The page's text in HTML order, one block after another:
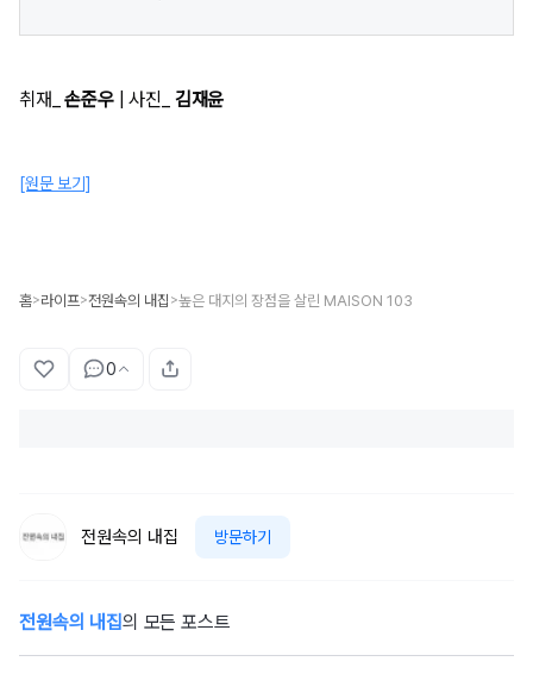
취재_손준우| 사진_ 김재윤
[원문 보기]
홈>라이프>전원속의 내집 >높은 대지의 장점을 살린 MAISON 103
0
전원속의 내집 방문하기
전원속의 내집의 모든 포스트